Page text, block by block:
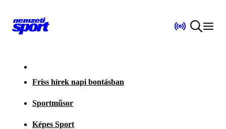
Friss hírek napi bontásban
Sportműsor
Képes Sport